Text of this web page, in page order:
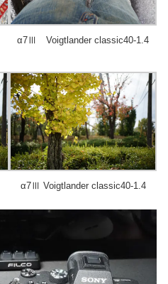
α7Ⅲ Voigtlander classic40-1.4
α7Ⅲ Voigtlander classic40-1.4